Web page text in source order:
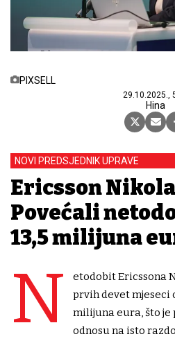
PIXSELL
29.10.2025.,
Hina
NOVI PREDSJEDNIK UPRAVE
Ericsson
Povećali
13,5 milijuna
N
etodobit Ericssona
prvih devet mjeseci
milijuna eura, što je
odnosu na isto